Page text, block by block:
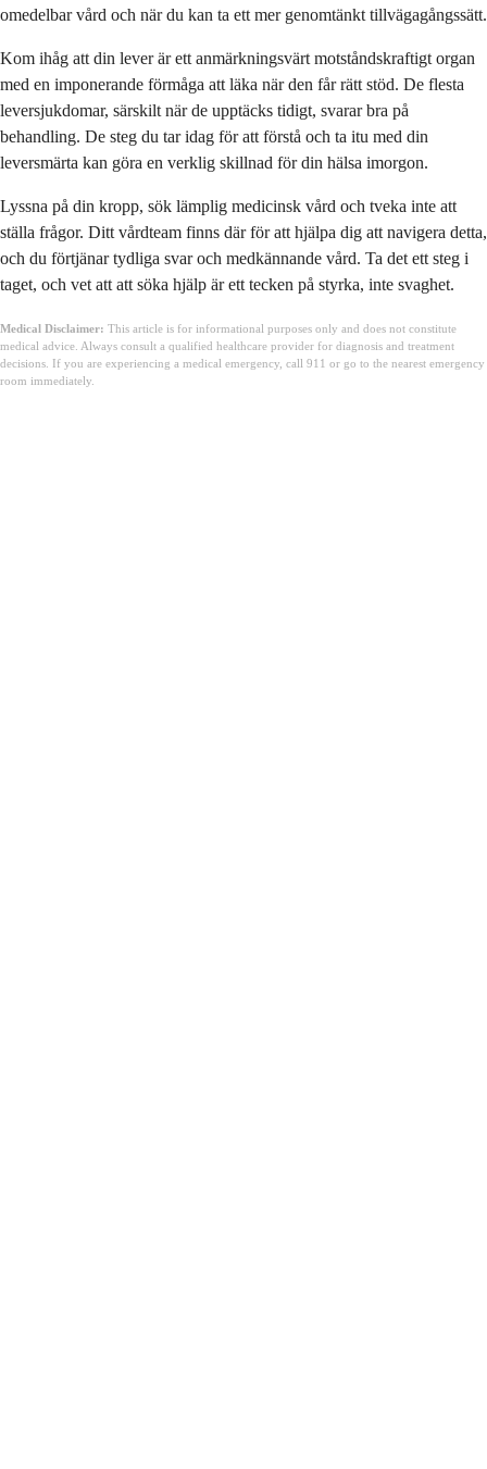
omedelbar vård och när du kan ta ett mer genomtänkt tillvägagångssätt.
Kom ihåg att din lever är ett anmärkningsvärt motståndskraftigt organ
med en imponerande förmåga att läka när den får rätt stöd. De flesta
leversjukdomar, särskilt när de upptäcks tidigt, svarar bra på
behandling. De steg du tar idag för att förstå och ta itu med din
leversmärta kan göra en verklig skillnad för din hälsa imorgon.
Lyssna på din kropp, sök lämplig medicinsk vård och tveka inte att
ställa frågor. Ditt vårdteam finns där för att hjälpa dig att navigera detta,
och du förtjänar tydliga svar och medkännande vård. Ta det ett steg i
taget, och vet att att söka hjälp är ett tecken på styrka, inte svaghet.
Medical Disclaimer: This article is for informational purposes only and does not constitute
medical advice. Always consult a qualified healthcare provider for diagnosis and treatment
decisions. If you are experiencing a medical emergency, call 911 or go to the nearest emergency
room immediately.